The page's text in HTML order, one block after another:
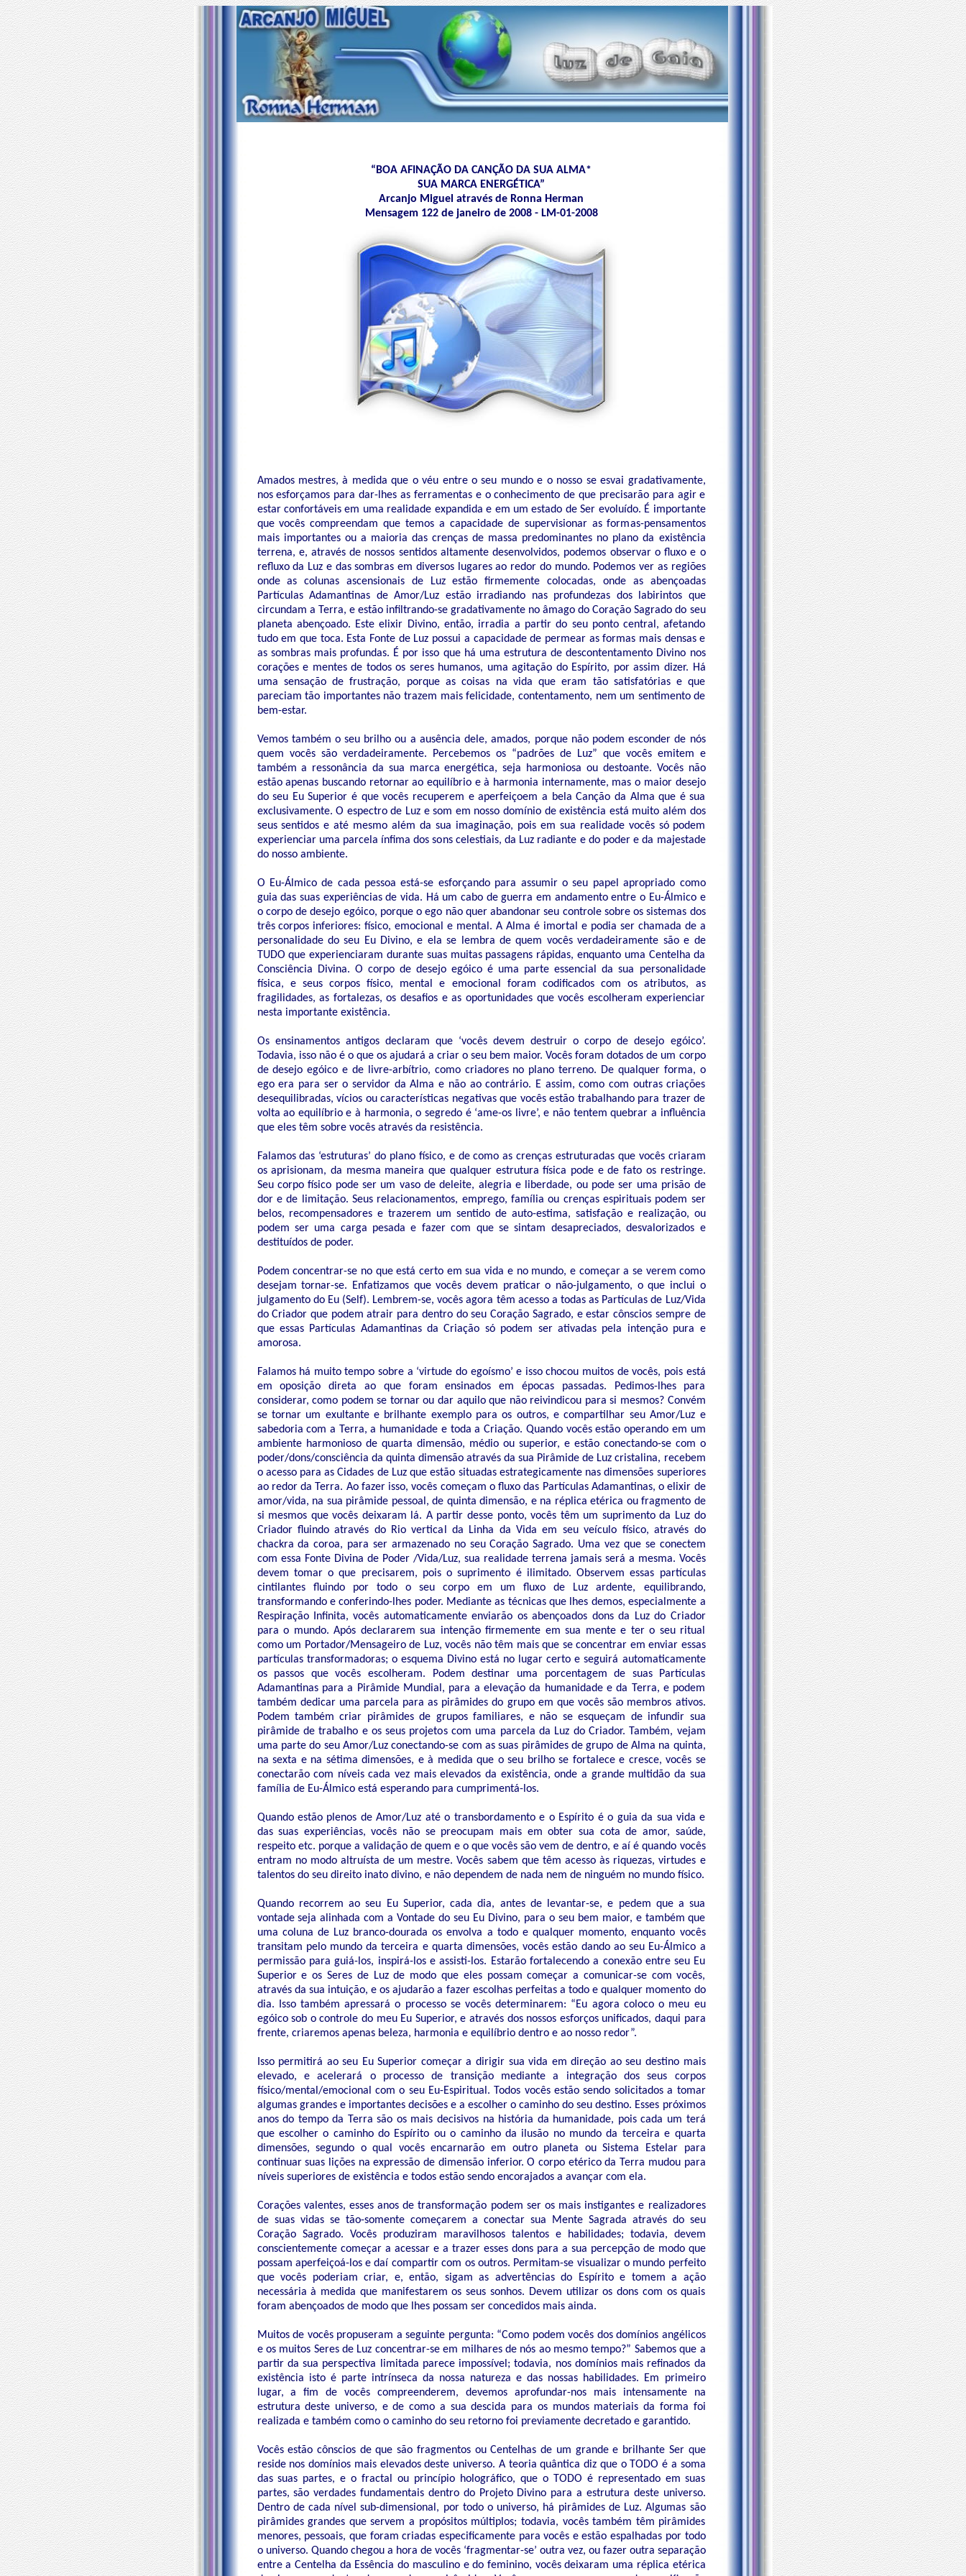
“BOA AFINAÇÃO DA CANÇÃO DA SUA ALMA*
SUA MARCA ENERGÉTICA”
Arcanjo Miguel através de Ronna Herman
Mensagem 122 de janeiro de 2008 - LM-01-2008
Amados mestres, à medida que o véu entre o seu mundo e o nosso se esvai gradativamente,
nos esforçamos para dar-lhes as ferramentas e o conhecimento de que precisarão para agir e
estar confortáveis em uma realidade expandida e em um estado de Ser evoluído. É importante
que vocês compreendam que temos a capacidade de supervisionar as formas-pensamentos
mais importantes ou a maioria das crenças de massa predominantes no plano da existência
terrena, e, através de nossos sentidos altamente desenvolvidos, podemos observar o fluxo e o
refluxo da Luz e das sombras em diversos lugares ao redor do mundo. Podemos ver as regiões
onde as colunas ascensionais de Luz estão firmemente colocadas, onde as abençoadas
Partículas Adamantinas de Amor/Luz estão irradiando nas profundezas dos labirintos que
circundam a Terra, e estão infiltrando-se gradativamente no âmago do Coração Sagrado do seu
planeta abençoado. Este elixir Divino, então, irradia a partir do seu ponto central, afetando
tudo em que toca. Esta Fonte de Luz possui a capacidade de permear as formas mais densas e
as sombras mais profundas. É por isso que há uma estrutura de descontentamento Divino nos
corações e mentes de todos os seres humanos, uma agitação do Espírito, por assim dizer. Há
uma sensação de frustração, porque as coisas na vida que eram tão satisfatórias e que
pareciam tão importantes não trazem mais felicidade, contentamento, nem um sentimento de
bem-estar.
Vemos também o seu brilho ou a ausência dele, amados, porque não podem esconder de nós
quem vocês são verdadeiramente. Percebemos os “padrões de Luz” que vocês emitem e
também a ressonância da sua marca energética, seja harmoniosa ou destoante. Vocês não
estão apenas buscando retornar ao equilíbrio e à harmonia internamente, mas o maior desejo
do seu Eu Superior é que vocês recuperem e aperfeiçoem a bela Canção da Alma que é sua
exclusivamente. O espectro de Luz e som em nosso domínio de existência está muito além dos
seus sentidos e até mesmo além da sua imaginação, pois em sua realidade vocês só podem
experienciar uma parcela ínfima dos sons celestiais, da Luz radiante e do poder e da majestade
do nosso ambiente.
O Eu-Álmico de cada pessoa está-se esforçando para assumir o seu papel apropriado como
guia das suas experiências de vida. Há um cabo de guerra em andamento entre o Eu-Álmico e
o corpo de desejo egóico, porque o ego não quer abandonar seu controle sobre os sistemas dos
três corpos inferiores: físico, emocional e mental. A Alma é imortal e podia ser chamada de a
personalidade do seu Eu Divino, e ela se lembra de quem vocês verdadeiramente são e de
TUDO que experienciaram durante suas muitas passagens rápidas, enquanto uma Centelha da
Consciência Divina. O corpo de desejo egóico é uma parte essencial da sua personalidade
física, e seus corpos físico, mental e emocional foram codificados com os atributos, as
fragilidades, as fortalezas, os desafios e as oportunidades que vocês escolheram experienciar
nesta importante existência.
Os ensinamentos antigos declaram que ‘vocês devem destruir o corpo de desejo egóico’.
Todavia, isso não é o que os ajudará a criar o seu bem maior. Vocês foram dotados de um corpo
de desejo egóico e de livre-arbítrio, como criadores no plano terreno. De qualquer forma, o
ego era para ser o servidor da Alma e não ao contrário. E assim, como com outras criações
desequilibradas, vícios ou características negativas que vocês estão trabalhando para trazer de
volta ao equilíbrio e à harmonia, o segredo é ‘ame-os livre’, e não tentem quebrar a influência
que eles têm sobre vocês através da resistência.
Falamos das ‘estruturas’ do plano físico, e de como as crenças estruturadas que vocês criaram
os aprisionam, da mesma maneira que qualquer estrutura física pode e de fato os restringe.
Seu corpo físico pode ser um vaso de deleite, alegria e liberdade, ou pode ser uma prisão de
dor e de limitação. Seus relacionamentos, emprego, família ou crenças espirituais podem ser
belos, recompensadores e trazerem um sentido de auto-estima, satisfação e realização, ou
podem ser uma carga pesada e fazer com que se sintam desapreciados, desvalorizados e
destituídos de poder.
Podem concentrar-se no que está certo em sua vida e no mundo, e começar a se verem como
desejam tornar-se. Enfatizamos que vocês devem praticar o não-julgamento, o que inclui o
julgamento do Eu (Self). Lembrem-se, vocês agora têm acesso a todas as Partículas de Luz/Vida
do Criador que podem atrair para dentro do seu Coração Sagrado, e estar cônscios sempre de
que essas Partículas Adamantinas da Criação só podem ser ativadas pela intenção pura e
amorosa.
Falamos há muito tempo sobre a ‘virtude do egoísmo’ e isso chocou muitos de vocês, pois está
em oposição direta ao que foram ensinados em épocas passadas. Pedimos-lhes para
considerar, como podem se tornar ou dar aquilo que não reivindicou para si mesmos? Convém
se tornar um exultante e brilhante exemplo para os outros, e compartilhar seu Amor/Luz e
sabedoria com a Terra, a humanidade e toda a Criação. Quando vocês estão operando em um
ambiente harmonioso de quarta dimensão, médio ou superior, e estão conectando-se com o
poder/dons/consciência da quinta dimensão através da sua Pirâmide de Luz cristalina, recebem
o acesso para as Cidades de Luz que estão situadas estrategicamente nas dimensões superiores
ao redor da Terra. Ao fazer isso, vocês começam o fluxo das Partículas Adamantinas, o elixir de
amor/vida, na sua pirâmide pessoal, de quinta dimensão, e na réplica etérica ou fragmento de
si mesmos que vocês deixaram lá. A partir desse ponto, vocês têm um suprimento da Luz do
Criador fluindo através do Rio vertical da Linha da Vida em seu veículo físico, através do
chackra da coroa, para ser armazenado no seu Coração Sagrado. Uma vez que se conectem
com essa Fonte Divina de Poder /Vida/Luz, sua realidade terrena jamais será a mesma. Vocês
devem tomar o que precisarem, pois o suprimento é ilimitado. Observem essas partículas
cintilantes fluindo por todo o seu corpo em um fluxo de Luz ardente, equilibrando,
transformando e conferindo-lhes poder. Mediante as técnicas que lhes demos, especialmente a
Respiração Infinita, vocês automaticamente enviarão os abençoados dons da Luz do Criador
para o mundo. Após declararem sua intenção firmemente em sua mente e ter o seu ritual
como um Portador/Mensageiro de Luz, vocês não têm mais que se concentrar em enviar essas
partículas transformadoras; o esquema Divino está no lugar certo e seguirá automaticamente
os passos que vocês escolheram. Podem destinar uma porcentagem de suas Partículas
Adamantinas para a Pirâmide Mundial, para a elevação da humanidade e da Terra, e podem
também dedicar uma parcela para as pirâmides do grupo em que vocês são membros ativos.
Podem também criar pirâmides de grupos familiares, e não se esqueçam de infundir sua
pirâmide de trabalho e os seus projetos com uma parcela da Luz do Criador. Também, vejam
uma parte do seu Amor/Luz conectando-se com as suas pirâmides de grupo de Alma na quinta,
na sexta e na sétima dimensões, e à medida que o seu brilho se fortalece e cresce, vocês se
conectarão com níveis cada vez mais elevados da existência, onde a grande multidão da sua
família de Eu-Álmico está esperando para cumprimentá-los.
Quando estão plenos de Amor/Luz até o transbordamento e o Espírito é o guia da sua vida e
das suas experiências, vocês não se preocupam mais em obter sua cota de amor, saúde,
respeito etc. porque a validação de quem e o que vocês são vem de dentro, e aí é quando vocês
entram no modo altruísta de um mestre. Vocês sabem que têm acesso às riquezas, virtudes e
talentos do seu direito inato divino, e não dependem de nada nem de ninguém no mundo físico.
Quando recorrem ao seu Eu Superior, cada dia, antes de levantar-se, e pedem que a sua
vontade seja alinhada com a Vontade do seu Eu Divino, para o seu bem maior, e também que
uma coluna de Luz branco-dourada os envolva a todo e qualquer momento, enquanto vocês
transitam pelo mundo da terceira e quarta dimensões, vocês estão dando ao seu Eu-Álmico a
permissão para guiá-los, inspirá-los e assisti-los. Estarão fortalecendo a conexão entre seu Eu
Superior e os Seres de Luz de modo que eles possam começar a comunicar-se com vocês,
através da sua intuição, e os ajudarão a fazer escolhas perfeitas a todo e qualquer momento do
dia. Isso também apressará o processo se vocês determinarem: “Eu agora coloco o meu eu
egóico sob o controle do meu Eu Superior, e através dos nossos esforços unificados, daqui para
frente, criaremos apenas beleza, harmonia e equilíbrio dentro e ao nosso redor”.
Isso permitirá ao seu Eu Superior começar a dirigir sua vida em direção ao seu destino mais
elevado, e acelerará o processo de transição mediante a integração dos seus corpos
físico/mental/emocional com o seu Eu-Espiritual. Todos vocês estão sendo solicitados a tomar
algumas grandes e importantes decisões e a escolher o caminho do seu destino. Esses próximos
anos do tempo da Terra são os mais decisivos na história da humanidade, pois cada um terá
que escolher o caminho do Espírito ou o caminho da ilusão no mundo da terceira e quarta
dimensões, segundo o qual vocês encarnarão em outro planeta ou Sistema Estelar para
continuar suas lições na expressão de dimensão inferior. O corpo etérico da Terra mudou para
níveis superiores de existência e todos estão sendo encorajados a avançar com ela.
Corações valentes, esses anos de transformação podem ser os mais instigantes e realizadores
de suas vidas se tão-somente começarem a conectar sua Mente Sagrada através do seu
Coração Sagrado. Vocês produziram maravilhosos talentos e habilidades; todavia, devem
conscientemente começar a acessar e a trazer esses dons para a sua percepção de modo que
possam aperfeiçoá-los e daí compartir com os outros. Permitam-se visualizar o mundo perfeito
que vocês poderiam criar, e, então, sigam as advertências do Espírito e tomem a ação
necessária à medida que manifestarem os seus sonhos. Devem utilizar os dons com os quais
foram abençoados de modo que lhes possam ser concedidos mais ainda.
Muitos de vocês propuseram a seguinte pergunta: “Como podem vocês dos domínios angélicos
e os muitos Seres de Luz concentrar-se em milhares de nós ao mesmo tempo?” Sabemos que a
partir da sua perspectiva limitada parece impossível; todavia, nos domínios mais refinados da
existência isto é parte intrínseca da nossa natureza e das nossas habilidades. Em primeiro
lugar, a fim de vocês compreenderem, devemos aprofundar-nos mais intensamente na
estrutura deste universo, e de como a sua descida para os mundos materiais da forma foi
realizada e também como o caminho do seu retorno foi previamente decretado e garantido.
Vocês estão cônscios de que são fragmentos ou Centelhas de um grande e brilhante Ser que
reside nos domínios mais elevados deste universo. A teoria quântica diz que o TODO é a soma
das suas partes, e o fractal ou princípio holográfico, que o TODO é representado em suas
partes, são verdades fundamentais dentro do Projeto Divino para a estrutura deste universo.
Dentro de cada nível sub-dimensional, por todo o universo, há pirâmides de Luz. Algumas são
pirâmides grandes que servem a propósitos múltiplos; todavia, vocês também têm pirâmides
menores, pessoais, que foram criadas especificamente para vocês e estão espalhadas por todo
o universo. Quando chegou a hora de vocês ‘fragmentar-se’ outra vez, ou fazer outra separação
entre a Centelha da Essência do masculino e do feminino, vocês deixaram uma réplica etérica